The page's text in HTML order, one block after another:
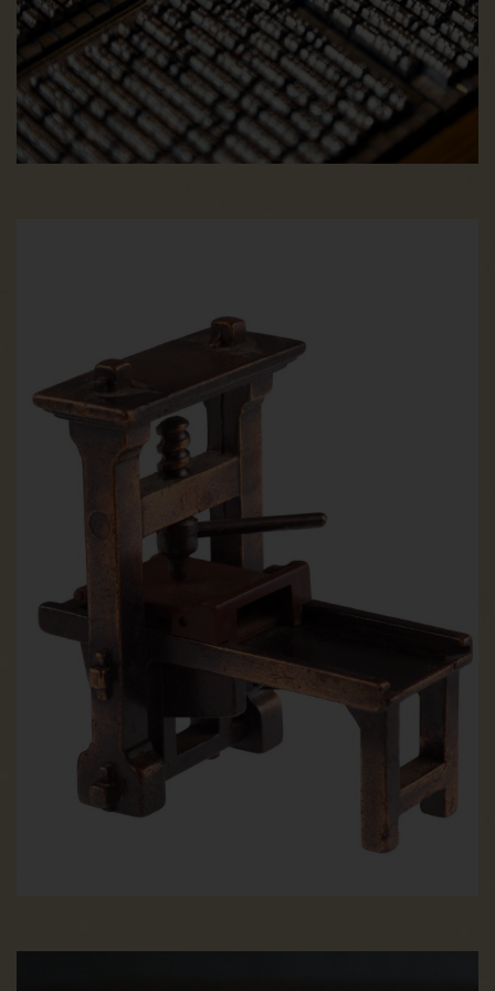
und ist unser Unternehmen als Verantwortlicher gemäß Art.
17 Abs. 1 DS-GVO zur Löschung der personenbezogenen
Daten verpflichtet, so trifft uns unter Berücksichtigung der
verfügbaren Technologie und der Implementierungskosten
angemessene Maßnahmen, auch technischer Art, um andere
für die Datenverarbeitung Verantwortliche, welche die
veröffentlichten personenbezogenen Daten verarbeiten,
darüber in Kenntnis zu setzen, dass die betroffene Person
von diesen anderen für die Datenverarbeitung
e) Recht auf Einschränkung der Verarbeitung
Jede von der Verarbeitung personenbezogener Daten
betroffene Person hat das vom Europäischen Richtlinien- und
Verordnungsgeber gewährte Recht, von dem
Verantwortlichen die Einschränkung der Verarbeitung zu
verlangen, wenn eine der folgenden Voraussetzungen
Die Richtigkeit der personenbezogenen Daten wird von der
betroffenen Person bestritten, und zwar für eine Dauer, die
es dem Verantwortlichen ermöglicht, die Richtigkeit der
personenbezogenen Daten zu überprüfen.
Die Verarbeitung ist unrechtmäßig, die betroffene Person
lehnt die Löschung der personenbezogenen Daten ab und
verlangt stattdessen die Einschränkung der Nutzung der
personenbezogenen Daten.
Der Verantwortliche benötigt die personenbezogenen Daten
für die Zwecke der Verarbeitung nicht länger, die betroffene
Person benötigt sie jedoch zur Geltendmachung, Ausübung
oder Verteidigung von Rechtsansprüchen.
Die betroffene Person hat Widerspruch gegen die
Verarbeitung gem. Art. 21 Abs. 1 DS-GVO eingelegt und es
steht noch nicht fest, ob die berechtigten Gründe des
Verantwortlichen gegenüber denen der betroffenen Person